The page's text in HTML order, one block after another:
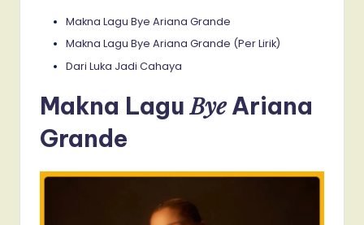
Makna Lagu Bye Ariana Grande
Makna Lagu Bye Ariana Grande (Per Lirik)
Dari Luka Jadi Cahaya
Makna LaguByeAriana
Grande